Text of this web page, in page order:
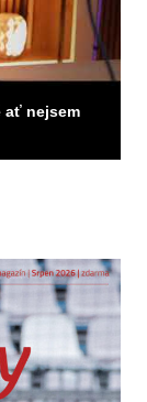
ať nejsem